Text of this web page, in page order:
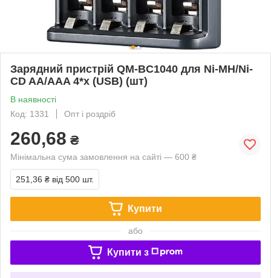
Зарядний пристрій QM-BC1040 для Ni-MH/Ni-
CD AA/AAA 4*x (USB) (шт)
В наявності
Код: 1331
Опт і роздріб
260,68 ₴
Мінімальна сума замовлення на сайті — 600 ₴
251,36 ₴ від 500 шт.
Купити
або
Купити з